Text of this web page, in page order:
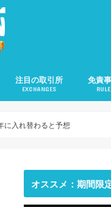
注目の取引所
EXCHANGES
免責
RULE
に入れ替わると予想
オススメ：期間限